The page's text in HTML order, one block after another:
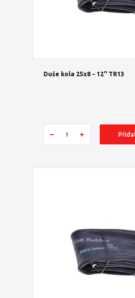
Duše kola 25x8 - 12" TR13